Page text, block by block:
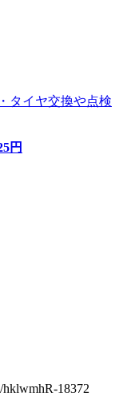
タイヤ交換や点検
円
18372